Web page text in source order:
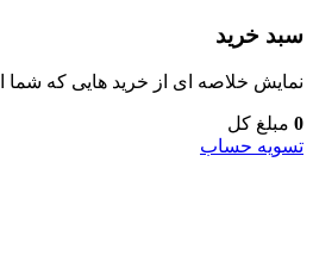
سبد خرید
نمایش خلاصه ای از خرید هایی که شما
0 مبلغ کل
تسویه حساب